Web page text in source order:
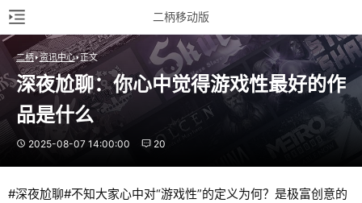
二柄移动版
二柄 资讯中心 正文
深夜尬聊：你心中觉得游戏性最好的作
品是什么
2025-08-07 14:00:00 20
#深夜尬聊#不知大家心中对“游戏性”的定义为何？是极富创意的